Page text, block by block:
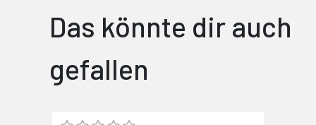
Das könnte dir auch
gefallen